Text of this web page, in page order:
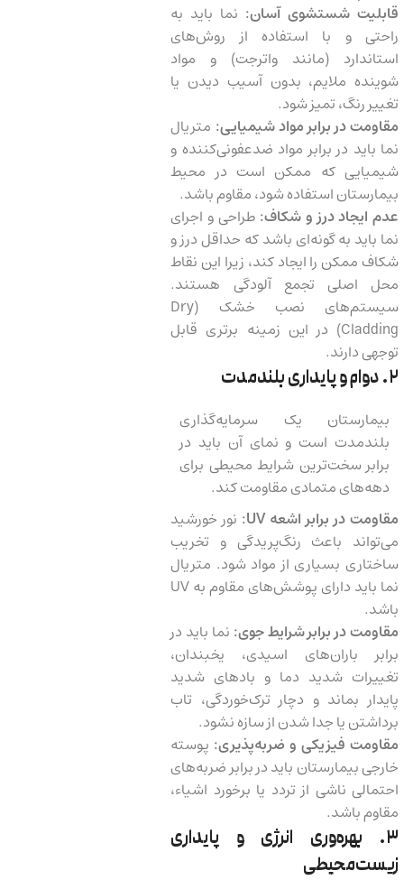
قابلیت شستشوی آسان: نما باید به
راحتی و با استفاده از روش‌های
استاندارد (مانند واترجت) و مواد
شوینده ملایم، بدون آسیب دیدن یا
تغییر رنگ، تمیز شود.
مقاومت در برابر مواد شیمیایی: متریال
نما باید در برابر مواد ضدعفونی‌کننده و
شیمیایی که ممکن است در محیط
بیمارستان استفاده شود، مقاوم باشد.
عدم ایجاد درز و شکاف: طراحی و اجرای
نما باید به گونه‌ای باشد که حداقل درز و
شکاف ممکن را ایجاد کند، زیرا این نقاط
محل اصلی تجمع آلودگی هستند.
سیستم‌های نصب خشک (Dry
Cladding) در این زمینه برتری قابل
توجهی دارند.
۲. دوام و پایداری بلندمدت
بیمارستان یک سرمایه‌گذاری
بلندمدت است و نمای آن باید در
برابر سخت‌ترین شرایط محیطی برای
دهه‌های متمادی مقاومت کند.
مقاومت در برابر اشعهUV
: نور خورشید
می‌تواند باعث رنگ‌پریدگی و تخریب
ساختاری بسیاری از مواد شود. متریال
نما باید دارای پوشش‌های مقاوم به UV
باشد.
مقاومت در برابر شرایط جوی: نما باید در
برابر باران‌های اسیدی، یخبندان،
تغییرات شدید دما و بادهای شدید
پایدار بماند و دچار ترک‌خوردگی، تاب
برداشتن یا جدا شدن از سازه نشود.
مقاومت فیزیکی و ضربه‌پذیری: پوسته
خارجی بیمارستان باید در برابر ضربه‌های
احتمالی ناشی از تردد یا برخورد اشیاء،
مقاوم باشد.
۳. بهره‌وری انرژی و پایداری
زیست‌محیطی